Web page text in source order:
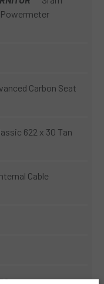
Powermeter
Carbon Seat
622 x 30 Tan
Cable